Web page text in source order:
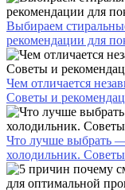
Выбираем
рекомендации для
Чем отличается
Советы и
Что лучше выбрать
холодильник.